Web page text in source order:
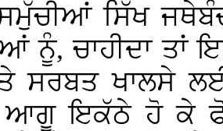
ਸਿੱਖ
ਨੂੰ, ਚਾਹੀਦਾ ਤਾਂ
ਸਰਬਤ ਖਾਲਸੇ
ਆਗੂ ਇਕੱਠੇ ਹੋ ਕੇ